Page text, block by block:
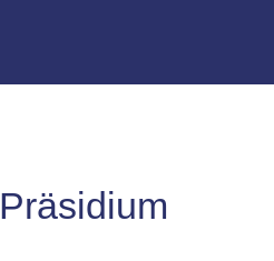
Präsidium